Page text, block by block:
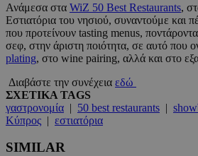
Ανάμεσα στα WiZ 50 Best Restaurants,
Εστιατόρια του νησιού, συναντούμε και
που προτείνουν tasting menus,
σεφ, στην άριστη ποιότητα, σε αυτό που
plating, στο wine pairing, αλλά και στο
Διαβάστε την συνέχεια εδώ
ΣΧΕΤΙΚΑ TAGS
γαστρονομία | 50 best restaurants |
Κύπρος | εστιατόρια
SIMILAR